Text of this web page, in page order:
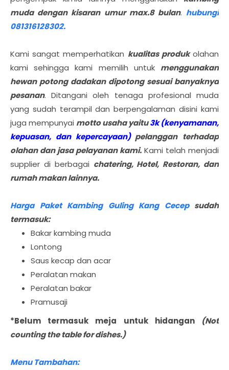
muda dengan kisaran umur max.8 bulan. hubungi
081316128302.
Kami sangat memperhatikan kualitas produkolahan
kami sehingga kami memilih untuk menggunakan
hewan potong dadakan dipotong sesuai banyaknya
pesanan. Ditangani oleh tenaga profesional muda
yang sudah terampil dan berpengalaman disini kami
juga mempunyai motto usaha yaitu3k (kenyamanan,
kepuasan, dan kepercayaan)pelanggan terhadap
olahan dan jasa pelayanan kami. Kami telah menjadi
supplier di berbagai chatering, Hotel, Restoran, dan
rumah makan lainnya.
Harga Paket Kambing Guling Kang Cecepsudah
termasuk:
Bakar kambing muda
Lontong
Saus kecap dan acar
Peralatan makan
Peralatan bakar
Pramusaji
*Belum termasuk meja untuk hidangan (Not
counting the table for dishes.)
Menu Tambahan: